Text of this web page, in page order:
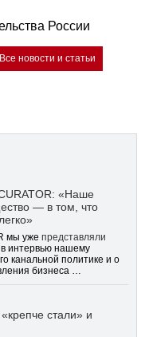
России
Все новости и статьи
«Наше
— в том, что
мы уже представляли
в интервью нашему
канальной политике и о
бизнеса …
стали» и